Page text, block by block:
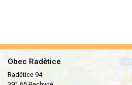
Obec Radětice
Radětice 94